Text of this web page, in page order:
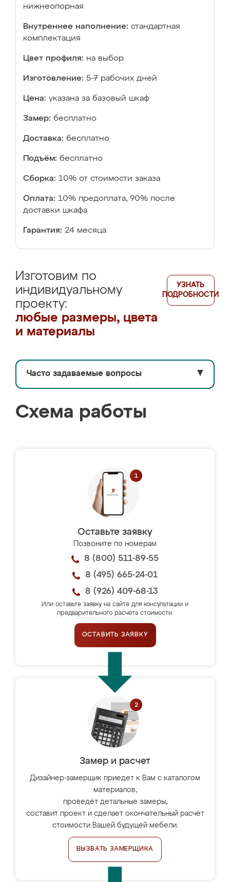
нижнеопорная
Внутреннее наполнение: стандартная
комплектация
Цвет профиля: на выбор
Изготовление: 5-7 рабочих дней
Цена: указана за базовый шкаф
Замер: бесплатно
Доставка: бесплатно
Подъём: бесплатно
Сборка: 10% от стоимости заказа
Оплата: 10% предоплата, 90% после
доставки шкафа
Гарантия: 24 месяца
Изготовим по
индивидуальному
проекту:
любые размеры, цвета
и материалы
УЗНАТЬ
ПОДРОБНОСТИ
Часто задаваемые вопросы ▼
Схема работы
Оставьте заявку
Позвоните по номерам
8 (800) 511-89-55
8 (495) 665-24-01
8 (926) 409-68-13
Или оставьте заявку на сайте для консультации и
предварительного расчёта стоимости.
ОСТАВИТЬ ЗАЯВКУ
Замер и расчет
Дизайнер-замерщик приедет к Вам с каталогом
материалов,
проведёт детальные замеры,
составит проект и сделает окончательный расчёт
стоимости Вашей будущей мебели.
ВЫЗВАТЬ ЗАМЕРЩИКА